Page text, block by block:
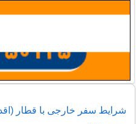
شرایط سفر خارجی با قطار